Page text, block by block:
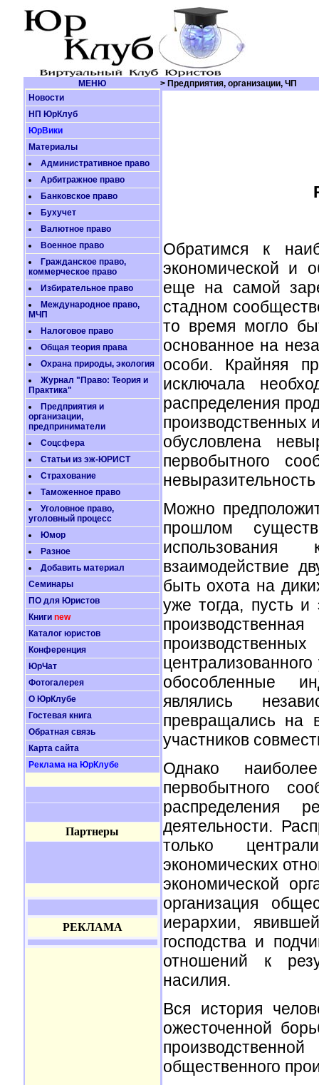
МЕНЮ
> Предприятия, организации, ЧП
Новости
НП ЮрКлуб
ЮрВики
Материалы
Административное право
Арбитражное право
Банковское право
Бухучет
Валютное право
Военное право
Гражданское право,
коммерческое право
Избирательное право
Международное право,
МЧП
Налоговое право
Общая теория права
Охрана природы, экология
Журнал "Право: Теория и
Практика"
Предприятия и
организации,
предприниматели
Соцсфера
Статьи из эж-ЮРИСТ
Страхование
Таможенное право
Уголовное право,
уголовный процесс
Юмор
Разное
Добавить материал
Семинары
ПО для Юристов
Книги new
Каталог юристов
Конференция
ЮрЧат
Фотогалерея
О ЮрКлубе
Гостевая книга
Обратная связь
Карта сайта
Реклама на ЮрКлубе
Партнеры
РЕКЛАМА
Обратимся к
экономической и
еще на самой
стадном
то время могло
основанное на
особи. Крайняя
исключала
распределения
обусловлена
первобытного
Можно
прошлом
использования
взаимодействие
быть охота на
уже тогда, пусть и
обособленные
являлись
превращались на
участников
Однако
первобытного
распределения
деятельности.
только
экономических
экономической
организация
иерархии,
господства и
отношений к
насилия.
Вся история
ожесточенной
общественного